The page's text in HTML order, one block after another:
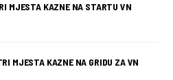
MJESTA KAZNE NA STARTU VN
MJESTA KAZNE NA GRIDU ZA VN